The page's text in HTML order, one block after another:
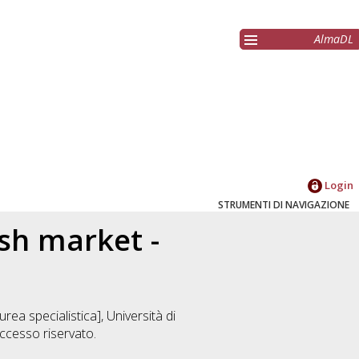
AlmaDL
Login
STRUMENTI DI NAVIGAZIONE
market -
specialistica], Università di
riservato.